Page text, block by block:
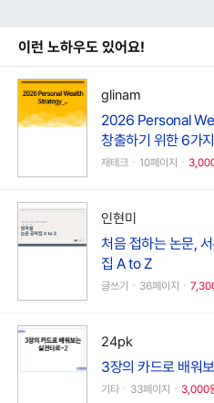
이런 노하우도 있어요!
glinam
2026 Personal
창출하기 위한 6가
재테크ㆍ10페이지ㆍ
인현미
처음 접하는 논문,
집 A to Z
글쓰기ㆍ36페이지ㆍ
24pk
3장의 카드로 배워
기타ㆍ33페이지ㆍ 3,000